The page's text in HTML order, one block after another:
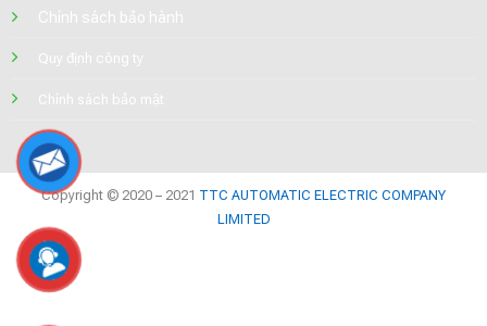
Chính sách bảo hành
Quy định công ty
Chính sách bảo mật
Copyright © 2020 – 2021 TTC AUTOMATIC ELECTRIC COMPANY
LIMITED